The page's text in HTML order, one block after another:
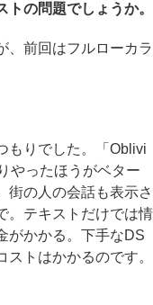
の問題でしょうか。
前回はフルローカラ
もりでした。「Oblivi
やったほうがベター
街の人の会話も表示さ
。テキストだけでは情
がかかる。下手なDS
トはかかるのです。